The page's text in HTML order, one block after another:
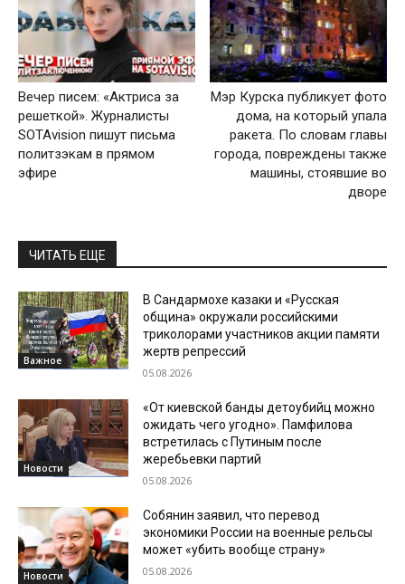
Вечер писем: «Актриса за
решеткой». Журналисты
SOTAvision пишут письма
политзэкам в прямом
эфире
Мэр Курска публикует фото
дома, на который упала
ракета. По словам главы
города, повреждены также
машины, стоявшие во
дворе
ЧИТАТЬ ЕЩЕ
Важное
В Сандармохе казаки и «Русская
община» окружали российскими
триколорами участников акции памяти
жертв репрессий
05.08.2026
Новости
«От киевской банды детоубийц можно
ожидать чего угодно». Памфилова
встретилась с Путиным после
жеребьевки партий
05.08.2026
Новости
Собянин заявил, что перевод
экономики России на военные рельсы
может «убить вообще страну»
05.08.2026